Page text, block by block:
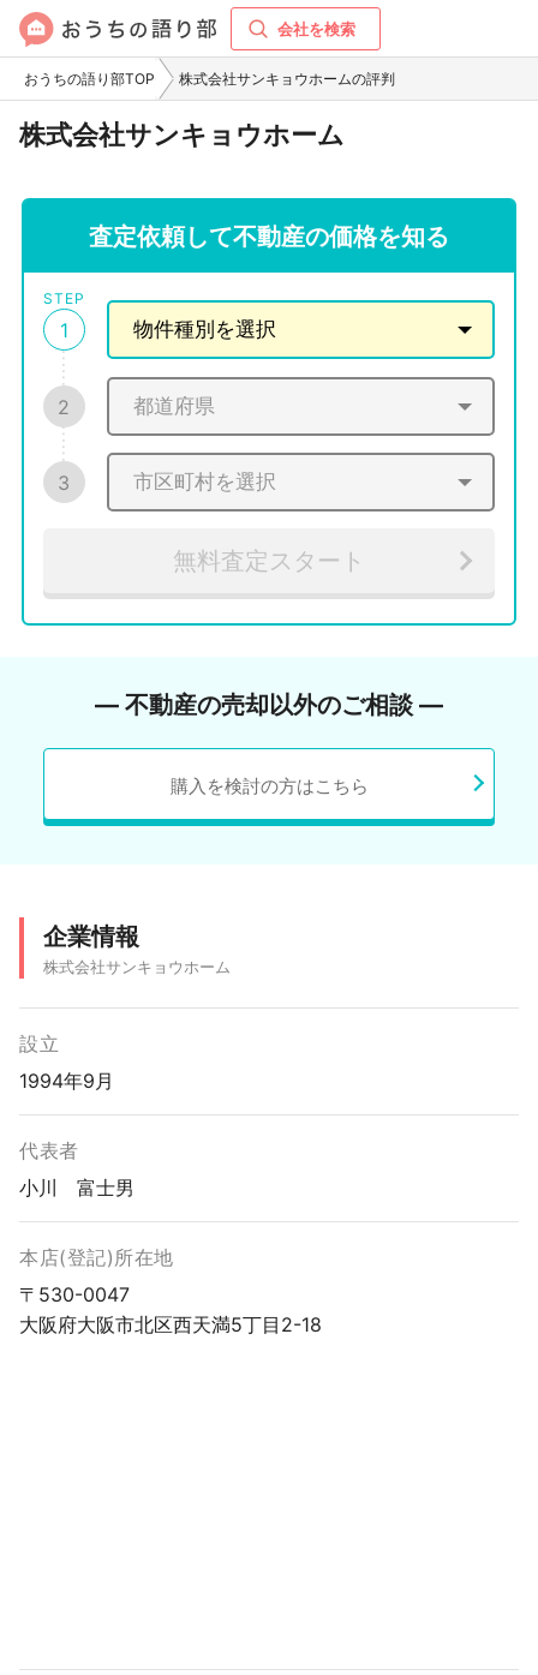
会社を検索
おうちの語り部TOP 株式会社サンキョウホームの評判
株式会社サンキョウホーム
査定依頼して不動産の価格を知る
STEP
1
2
3
無料査定スタート
― 不動産の売却以外のご相談 ―
購入を検討の方はこちら
企業情報
株式会社サンキョウホーム
設立
1994年9月
代表者
小川 富士男
本店(登記)所在地
〒530-0047
大阪府大阪市北区西天満5丁目2-18